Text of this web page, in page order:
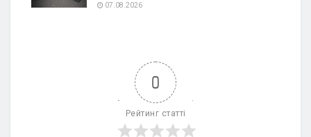
07.08.2026
0
Рейтинг статті